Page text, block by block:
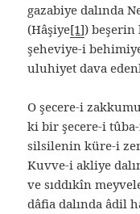
gazabiye dalında
(Hâşiye[1]) beşerin
şeheviye-i
uluhiyet dava
O şecere-i
ki bir şecere-i
silsilenin küre-i
Kuvve-i akliye
ve sıddıkîn
dâfia dalında âdil